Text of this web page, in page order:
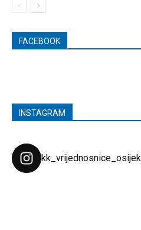
FACEBOOK
INSTAGRAM
kk_vrijednosnice_osijek